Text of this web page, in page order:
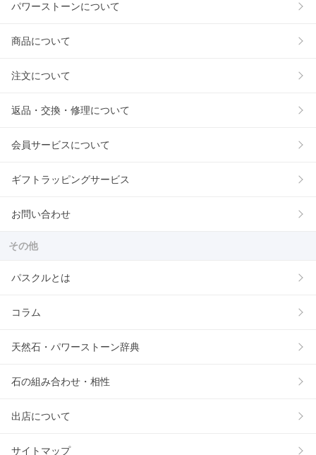
パワーストーンについて
商品について
注文について
返品・交換・修理について
会員サービスについて
ギフトラッピングサービス
お問い合わせ
その他
パスクルとは
コラム
天然石・パワーストーン辞典
石の組み合わせ・相性
出店について
サイトマップ